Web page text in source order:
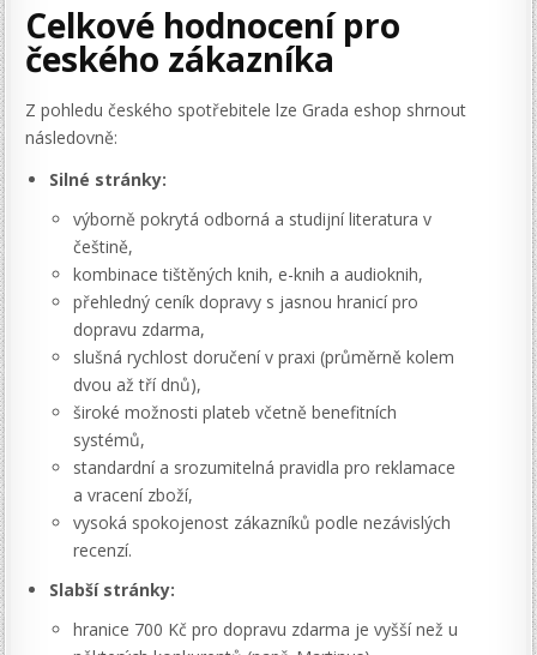
Celkové hodnocení pro
českého zákazníka
Z pohledu českého spotřebitele lze Grada eshop shrnout
následovně:
Silné stránky:
výborně pokrytá odborná a studijní literatura v
češtině,
kombinace tištěných knih, e-knih a audioknih,
přehledný ceník dopravy s jasnou hranicí pro
dopravu zdarma,
slušná rychlost doručení v praxi (průměrně kolem
dvou až tří dnů),
široké možnosti plateb včetně benefitních
systémů,
standardní a srozumitelná pravidla pro reklamace
a vracení zboží,
vysoká spokojenost zákazníků podle nezávislých
recenzí.
Slabší stránky:
hranice 700 Kč pro dopravu zdarma je vyšší než u